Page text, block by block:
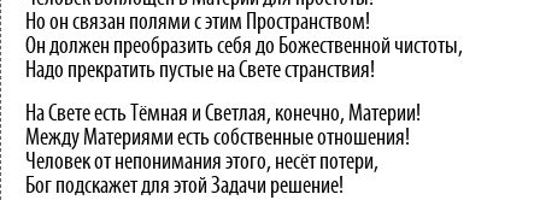
Но он связан полями с этим Пространством!
Он должен преобразить себя до Божественной чистоты,
Надо прекратить пустые на Свете странствия!
На Свете есть Тёмная и Светлая, конечно, Материи!
Между Материями есть собственные отношения!
Человек от непонимания этого, несёт потери,
Бог подскажет для этой Задачи решение!